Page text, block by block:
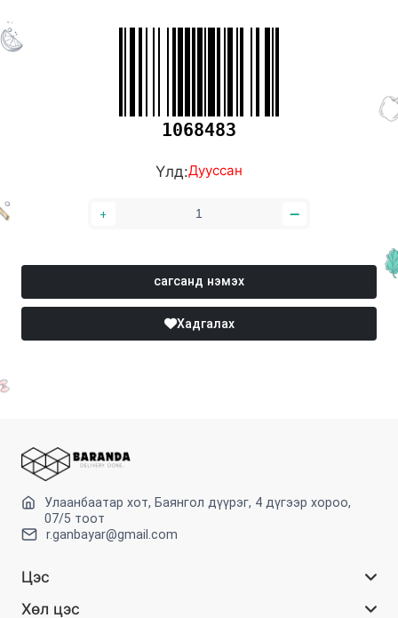
1068483
Үлд:Дууссан
сагсанд нэмэх
Хадгалах
Улаанбаатар хот, Баянгол дүүрэг, 4 дүгээр хороо,
07/5 тоот
r.ganbayar@gmail.com
Цэс
Хөл цэс